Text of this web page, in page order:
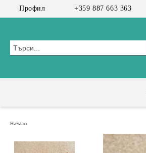
Профил +359 887 663 363
Начало